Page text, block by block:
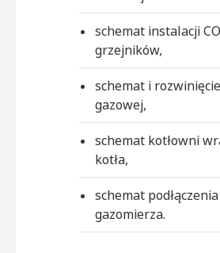
schemat instalacji
grzejników,
schemat i
gazowej,
schemat kotłowni
kotła,
schemat
gazomierza.